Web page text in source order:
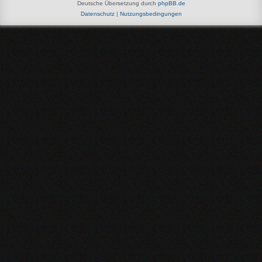
Deutsche Übersetzung durch phpBB.de
Datenschutz| Nutzungsbedingungen